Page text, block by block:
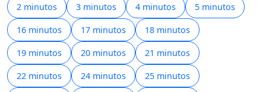
2 minutos 3 minutos 4 minutos 5 minutos
16 minutos 17 minutos 18 minutos
19 minutos 20 minutos 21 minutos
22 minutos 24 minutos 25 minutos